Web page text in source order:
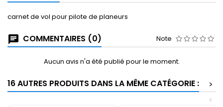
carnet de vol pour pilote de planeurs
COMMENTAIRES (0) Note
Aucun avis n'a été publié pour le moment.
16 AUTRES PRODUITS DANS LA MÊME CATÉGORIE :
>
<